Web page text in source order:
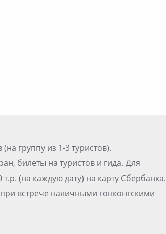
группу из 1-3 туристов).
билеты на туристов и гида. Для
(на каждую дату) на карту Сбербанка.
встрече наличными гонконгскими